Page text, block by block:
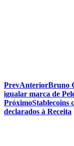
PrevAnteriorBruno
igualar marca de
PróximoStablecoins
declarados à Receita